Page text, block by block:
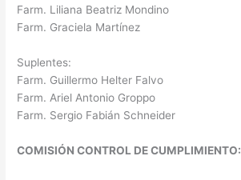
Farm. Liliana Beatriz Mondino
Farm. Graciela Martínez
Suplentes:
Farm. Guillermo Helter Falvo
Farm. Ariel Antonio Groppo
Farm. Sergio Fabián Schneider
COMISIÓN CONTROL DE CUMPLIMIENTO: